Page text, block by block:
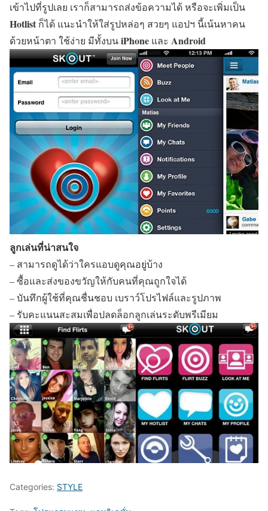
เข้าไปที่รูปเลย เราก็สามารถส่งข้อความได้ หรือจะเพิ่มเป็น
Hotlist ก็ได้ แนะนำให้ใส่รูปหล่อๆ สวยๆ แอปฯ นี้เน้นหาคน
ด้วยหน้าตา ใช้ง่าย มีทั้งบนiPhone และ Android
ลูกเล่นที่น่าสนใจ
– สามารถดูได้ว่าใครแอบดูคุณอยู่บ้าง
– ซื้อและส่งของขวัญให้กับคนที่คุณถูกใจได้
– บันทึกผู้ใช้ที่คุณชื่นชอบ เบราว์โปรไฟล์และรูปภาพ
– รับคะแนนสะสมเพื่อปลดล็อกลูกเล่นระดับพรีเมียม
Categories: STYLE